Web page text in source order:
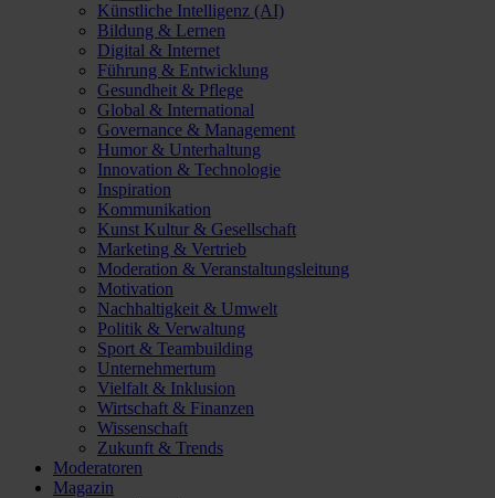
Künstliche Intelligenz (AI)
Bildung & Lernen
Digital & Internet
Führung & Entwicklung
Gesundheit & Pflege
Global & International
Governance & Management
Humor & Unterhaltung
Innovation & Technologie
Inspiration
Kommunikation
Kunst Kultur & Gesellschaft
Marketing & Vertrieb
Moderation & Veranstaltungsleitung
Motivation
Nachhaltigkeit & Umwelt
Politik & Verwaltung
Sport & Teambuilding
Unternehmertum
Vielfalt & Inklusion
Wirtschaft & Finanzen
Wissenschaft
Zukunft & Trends
Moderatoren
Magazin